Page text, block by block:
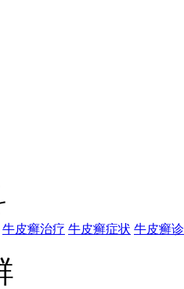
牛皮癣治疗 牛皮癣症状 牛皮癣